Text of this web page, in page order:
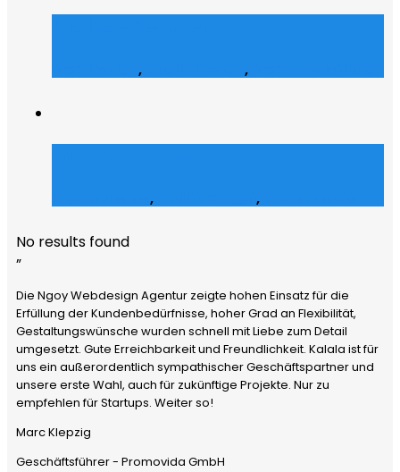
, ,
, ,
No results found
”
Die Ngoy Webdesign Agentur zeigte hohen Einsatz für die
Erfüllung der Kundenbedürfnisse, hoher Grad an Flexibilität,
Gestaltungswünsche wurden schnell mit Liebe zum Detail
umgesetzt. Gute Erreichbarkeit und Freundlichkeit. Kalala ist für
uns ein außerordentlich sympathischer Geschäftspartner und
unsere erste Wahl, auch für zukünftige Projekte. Nur zu
empfehlen für Startups. Weiter so!
Marc Klepzig
Geschäftsführer - Promovida GmbH